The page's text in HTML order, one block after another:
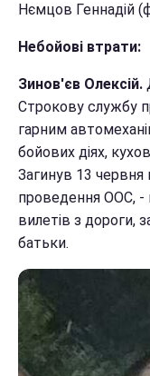
Нємцов Геннадій
Небойові втрати:
Зинов'єв Олексій.
Строкову службу
гарним
бойових діях,
Загинув 13 червня
проведення ООС, -
вилетів з дороги,
батьки.